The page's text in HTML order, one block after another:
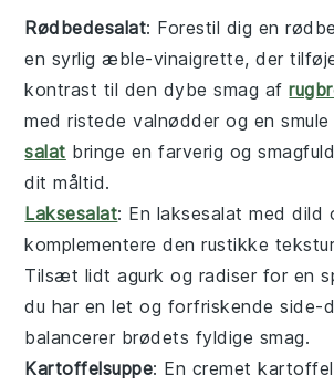
Rødbedesalat: Forestil dig en
en syrligæble-vinaigrette, der
kontrast til den dybe smag af
med ristedevalnødder og en
salat bringe en farverig og
dit måltid.
Laksesalat: En laksesalat meddild
komplementere den rustikke
Tilsæt lidtagurk og radiser for en
du har en let og forfriskende side-
balancerer brødets fyldige smag.
Kartoffelsuppe: En cremet